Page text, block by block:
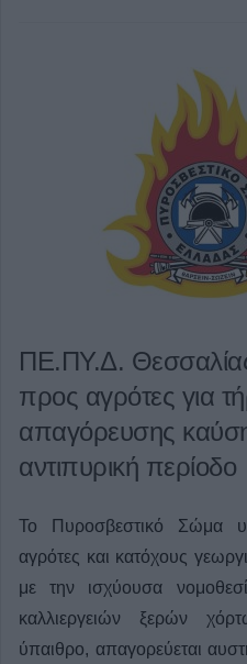
ΠΕ.ΠΥ.Δ.
προς αγρότες για
απαγόρευσης
αντιπυρική περίοδο
Το Πυροσβεστικό Σώμα
αγρότες και κατόχους
με την ισχύουσα
καλλιεργειών ξερών
ύπαιθρο, απαγορεύεται